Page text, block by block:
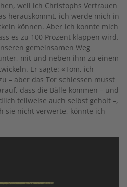
weil ich Christophs Vertrauen
herauskommt, ich werde mich in
können. Aber ich konnte mich
es zu 100 Prozent klappen wird.
gemeinsamen Weg
mit und neben ihm zu einem
Er sagte: «Tom, ich
– aber das Tor schiessen musst
dass die Bälle kommen – und
teilweise auch selbst geholt –,
sie nicht verwerte, könnte ich